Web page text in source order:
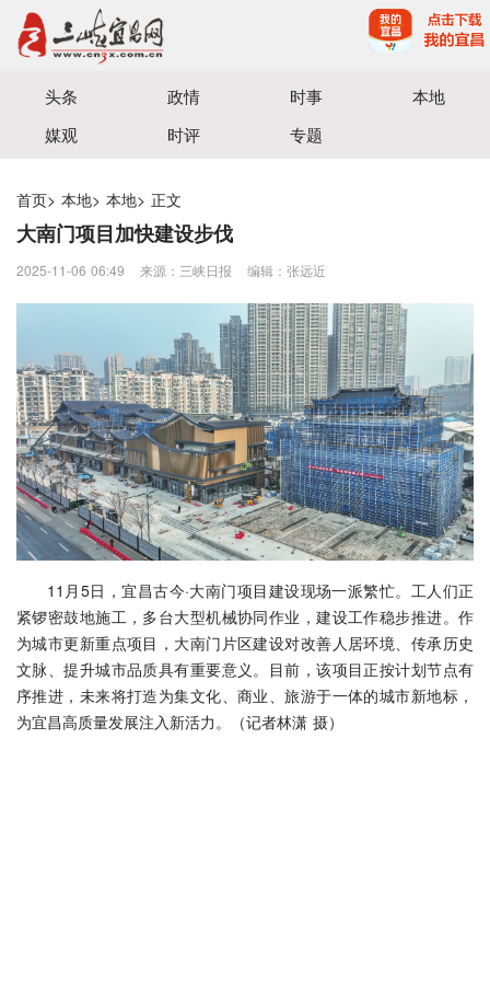
宜昌三峡融媒体中心主办
头条 政情 时事
本地
媒观
时评 专题
首页> 本地> 本地> 正文
大南门项目加快建设步伐
2025-11-06 06:49 来源：三峡日报 编辑：张远近
11月5日，宜昌古今·大南门项目建设现场一派繁忙。工人们正
紧锣密鼓地施工，多台大型机械协同作业，建设工作稳步推进。作
为城市更新重点项目，大南门片区建设对改善人居环境、传承历史
文脉、提升城市品质具有重要意义。目前，该项目正按计划节点有
序推进，未来将打造为集文化、商业、旅游于一体的城市新地标，
为宜昌高质量发展注入新活力。（记者林潇 摄）